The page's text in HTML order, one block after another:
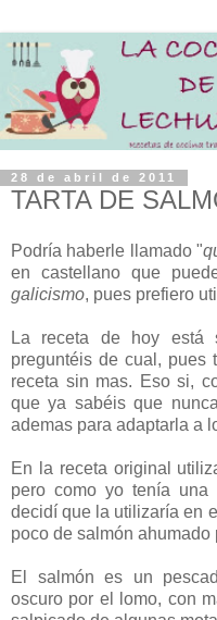
28 de abril de 2011
TARTA DE
Podría haberle llamado "
en castellano que
galicismo, pues prefiero
La receta de hoy está
preguntéis de cual, pues
receta sin mas. Eso si,
que ya sabéis que
ademas para adaptarla a
En la receta original
pero como yo tenía una
decidí que la utilizaría en
poco de salmón
El salmón es un
oscuro por el lomo, con